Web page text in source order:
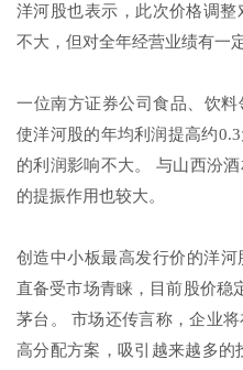
洋河股也表示，此次价格调
不大，但对全年经营业绩有一
一位南方证券公司食品、饮
使洋河股的年均利润提高约
的利润影响不大。 与山西汾
的提振作用也较大。
创造中小板最高发行价的洋
直备受市场青睐，目前股价稳
茅台。 市场还传言称，企业
高分配方案，吸引越来越多的